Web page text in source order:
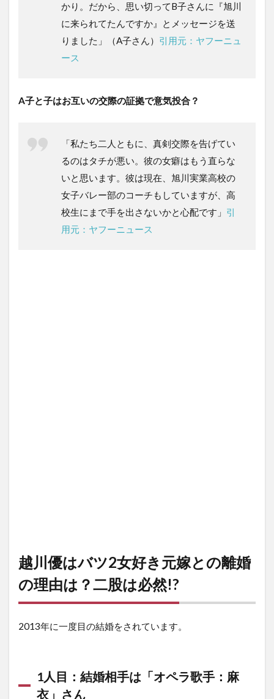
かり。だから、思い切ってB子さんに『旭川
に来られてたんですか』とメッセージを送
りました」（A子さん） 引用元：ヤフーニュ
ース
A子と子はお互いの交際の証拠で意気投合？
「私たち二人ともに、真剣交際を告げてい
るのはタチが悪い。彼の女癖はもう直らな
いと思います。彼は現在、旭川実業高校の
女子バレー部のコーチもしていますが、高
校生にまで手を出さないかと心配です」 引
用元：ヤフーニュース
越川優はバツ2女好き元嫁との離婚
の理由は？二股は必然!?
2013年に一度目の結婚をされています。
1人目：結婚相手は「オペラ歌手：麻
衣」さん